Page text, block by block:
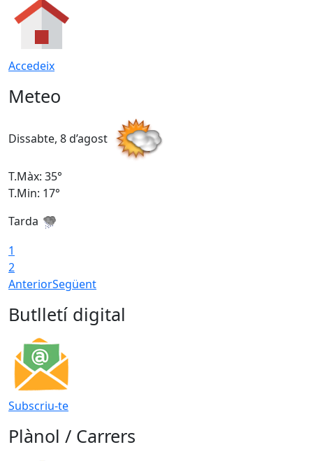
Accedeix
Meteo
Dissabte, 8 d’agost
T.Màx: 35°
T.Min: 17°
Tarda
1
2
AnteriorSegüent
Butlletí digital
Subscriu-te
Plànol / Carrers